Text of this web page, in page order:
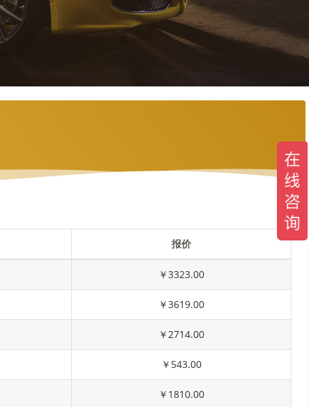
报价
￥3323.00
￥3619.00
￥2714.00
￥543.00
￥1810.00